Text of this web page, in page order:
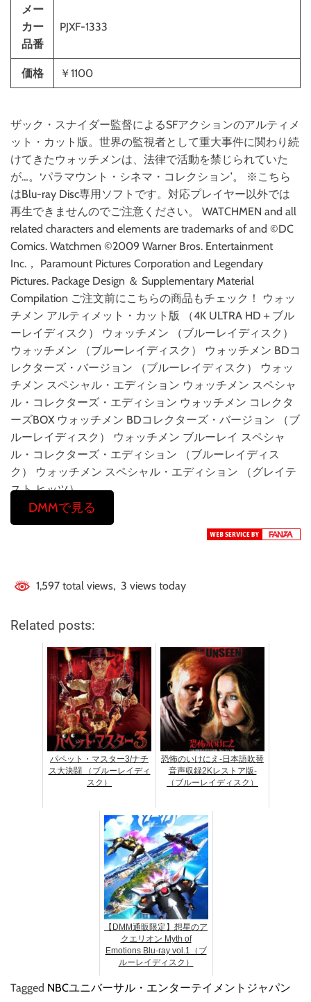
メー
カー
品番
PJXF-1333
価格 ￥1100
ザック・スナイダー監督によるSFアクションのアルティメ
ット・カット版。世界の監視者として重大事件に関わり続
けてきたウォッチメンは、法律で活動を禁じられていた
が…。‘パラマウント・シネマ・コレクション’。 ※こちら
はBlu-ray Disc専用ソフトです。対応プレイヤー以外では
再生できませんのでご注意ください。 WATCHMEN and all
related characters and elements are trademarks of and ©DC
Comics. Watchmen ©2009 Warner Bros. Entertainment
Inc.， Paramount Pictures Corporation and Legendary
Pictures. Package Design ＆ Supplementary Material
Compilation ご注文前にこちらの商品もチェック！ ウォッ
チメン アルティメット・カット版 （4K ULTRA HD＋ブル
ーレイディスク） ウォッチメン （ブルーレイディスク）
ウォッチメン （ブルーレイディスク） ウォッチメン BDコ
レクターズ・バージョン （ブルーレイディスク） ウォッ
チメン スペシャル・エディション ウォッチメン スペシャ
ル・コレクターズ・エディション ウォッチメン コレクタ
ーズBOX ウォッチメン BDコレクターズ・バージョン （ブ
ルーレイディスク） ウォッチメン ブルーレイ スペシャ
ル・コレクターズ・エディション （ブルーレイディス
ク） ウォッチメン スペシャル・エディション （グレイテ
スト ヒッツ）
DMMで見る
1,597 total views, 3 views today
Related posts:
パペット・マスター3/ナチ
ス大決闘 （ブルーレイディ
スク）
恐怖のいけにえ-日本語吹替
音声収録2Kレストア版-
（ブルーレイディスク）
【DMM通販限定】想星のア
クエリオン Myth of
Emotions Blu-ray vol.1（ブ
ルーレイディスク）
Tagged NBCユニバーサル・エンターテイメントジャパン